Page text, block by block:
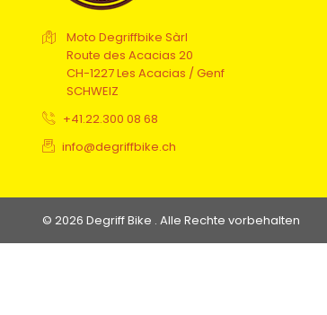
Moto Degriffbike Sàrl
Route des Acacias 20
CH-1227 Les Acacias / Genf
SCHWEIZ
+41.22.300 08 68
info@degriffbike.ch
© 2026 Degriff Bike . Alle Rechte vorbehalten